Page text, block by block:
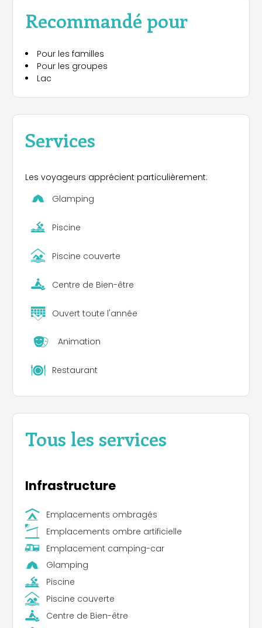
Animations, spa, piscine.
Recommandé pour
Pour les familles
Pour les groupes
Lac
Services
Les voyageurs apprécient particulièrement:
Glamping
Piscine
Piscine couverte
Centre de Bien-être
Ouvert toute l'année
Animation
Restaurant
Tous les services
Infrastructure
Emplacements ombragés
Emplacements ombre artificielle
Emplacement camping-car
Glamping
Piscine
Piscine couverte
Centre de Bien-être